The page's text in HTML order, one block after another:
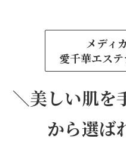
メディ
愛千華エス
＼美しい肌を
から選ば